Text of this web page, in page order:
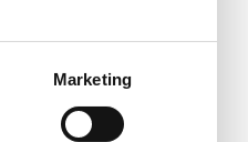
Marketing